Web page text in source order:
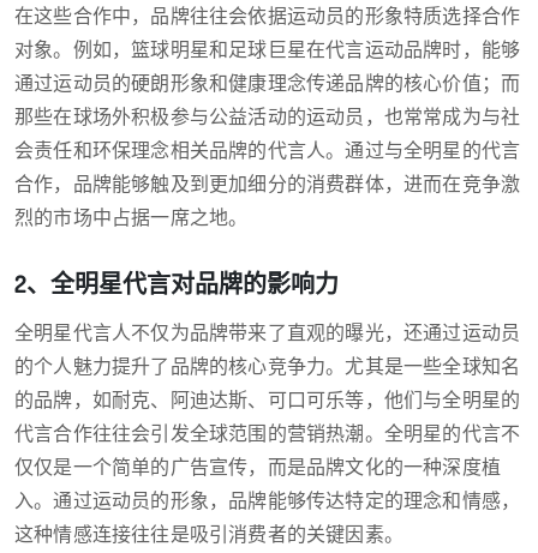
在这些合作中，品牌往往会依据运动员的形象特质选择合作
对象。例如，篮球明星和足球巨星在代言运动品牌时，能够
通过运动员的硬朗形象和健康理念传递品牌的核心价值；而
那些在球场外积极参与公益活动的运动员，也常常成为与社
会责任和环保理念相关品牌的代言人。通过与全明星的代言
合作，品牌能够触及到更加细分的消费群体，进而在竞争激
烈的市场中占据一席之地。
2、全明星代言对品牌的影响力
全明星代言人不仅为品牌带来了直观的曝光，还通过运动员
的个人魅力提升了品牌的核心竞争力。尤其是一些全球知名
的品牌，如耐克、阿迪达斯、可口可乐等，他们与全明星的
代言合作往往会引发全球范围的营销热潮。全明星的代言不
仅仅是一个简单的广告宣传，而是品牌文化的一种深度植
入。通过运动员的形象，品牌能够传达特定的理念和情感，
这种情感连接往往是吸引消费者的关键因素。